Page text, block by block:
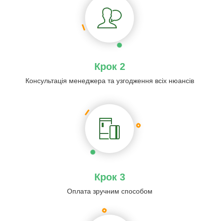
Крок 2
Консультація менеджера та узгодження всіх нюансів
Крок 3
Оплата зручним способом